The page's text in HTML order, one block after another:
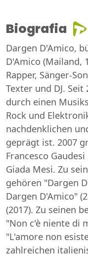
Biografia
Dargen D'Amico,
D'Amico (Mailand,
Rapper, Sänger-
Texter und DJ.
durch einen
Rock und
nachdenklichen
geprägt ist. 2007
Francesco
Giada Mesi. Zu
gehören "Dargen
Dargen D'Amico"
(2017). Zu seinen
"Non c'è niente di
"L'amore non
zahlreichen